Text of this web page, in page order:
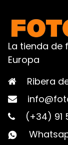
La tienda
Europa
Ribera
(+34) 91